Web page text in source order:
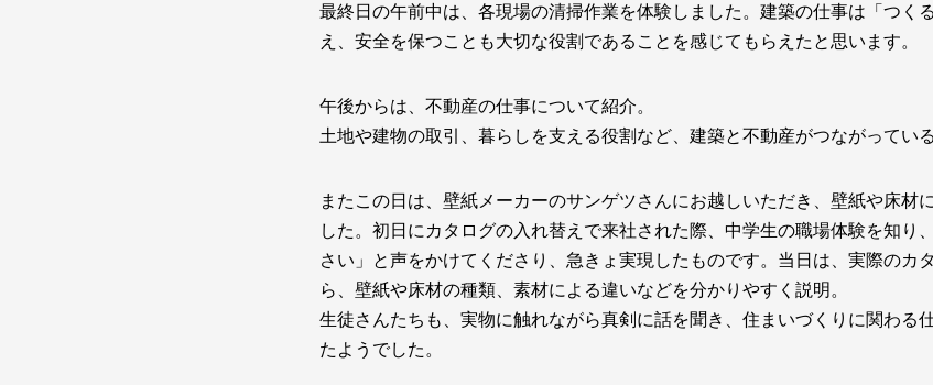
最終日の午前中は、各現場の清掃作業を体験しました。建築の仕事は「つく
え、安全を保つことも大切な役割であることを感じてもらえたと思います。
午後からは、不動産の仕事について紹介。
土地や建物の取引、暮らしを支える役割など、建築と不動産がつながってい
またこの日は、壁紙メーカーのサンゲツさんにお越しいただき、壁紙や床材
した。初日にカタログの入れ替えで来社された際、中学生の職場体験を知り
さい」と声をかけてくださり、急きょ実現したものです。当日は、実際のカ
ら、壁紙や床材の種類、素材による違いなどを分かりやすく説明。
生徒さんたちも、実物に触れながら真剣に話を聞き、住まいづくりに関わる
たようでした。